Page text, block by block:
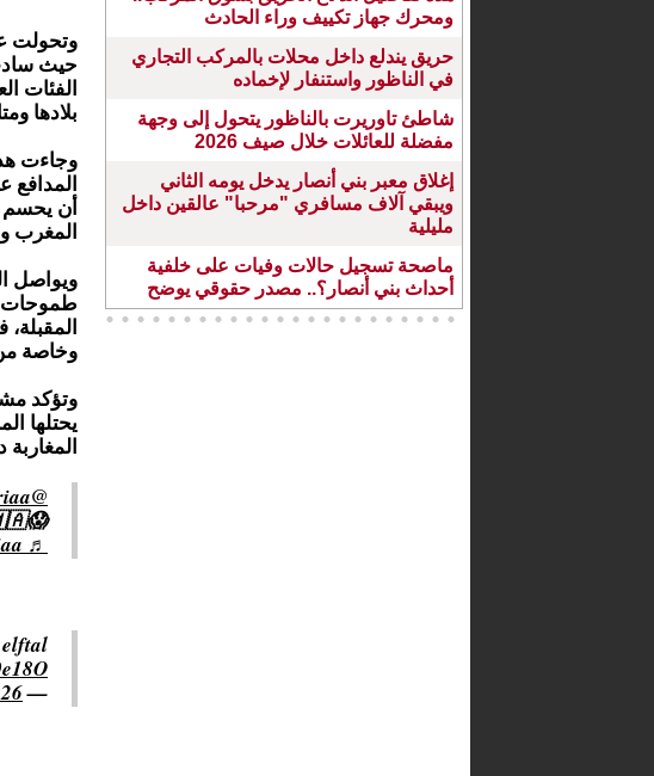
وتحولت
حيث
الفئات
بلادها
وجاءت
أن يحسم
المغرب
طموحات
وخاصة من
وتؤكد
يحتلها
@zakariaa
😱🇲🇦
♬ Originalton - Zaka Riaa
elftal
— AT5 (@AT5)
ومحرك جهاز تكييف وراء الحادث
حريق يندلع داخل محلات بالمركب التجاري
في الناظور واستنفار لإخماده
شاطئ تاوريرت بالناظور يتحول إلى وجهة
مفضلة للعائلات خلال صيف 2026
إغلاق معبر بني أنصار يدخل يومه الثاني
ويبقي آلاف مسافري "مرحبا" عالقين داخل
مليلية
ماصحة تسجيل حالات وفيات على خلفية
أحداث بني أنصار؟.. مصدر حقوقي يوضح